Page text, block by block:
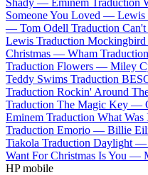
Someone You Loved — Lewis
— Tom Odell Traduction
Lewis Traduction
Christmas — Wham
Traduction Flowers — Miley
Teddy Swims Traduction
Traduction Rockin' Around
Traduction The Magic Key —
Eminem Traduction What
Traduction Emorio — Billie
Tiakola Traduction Daylight —
Want For Christmas Is You —
HP mobile